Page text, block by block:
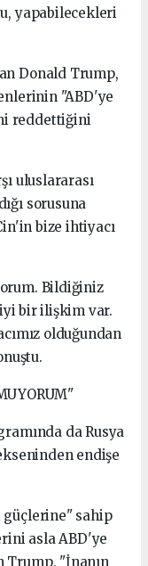
yapabilecekleri
Donald Trump,
"ABD'ye
reddettiğini
uluslararası
sorusuna
bize ihtiyacı
Bildiğiniz
bir ilişkim var.
olduğundan
da Rusya
endişe
güçlerine" sahip
asla ABD'ye
Trump, "İnanın